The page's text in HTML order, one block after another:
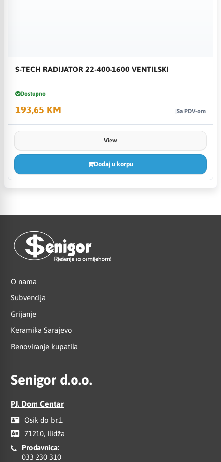
S-TECH RADIJATOR 22-400-1600 VENTILSKI
Dostupno
193,65 KM Sa PDV-om
View
Dodaj u korpu
O nama
Subvencija
Grijanje
Keramika Sarajevo
Renoviranje kupatila
Senigor d.o.o.
PJ. Dom Centar
Osik do br.1
71210, Ilidža
Prodavnica:
033 230 310